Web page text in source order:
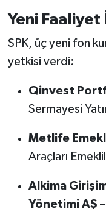
Yeni Faaliyet
SPK, üç yeni fon
yetkisi verdi:
Qinvest
Sermayesi
Metlife
Araçları
Alkima
Yönetimi AŞ